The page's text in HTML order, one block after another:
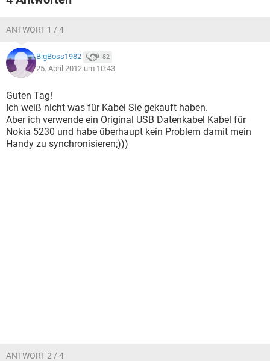
ANTWORT 1 / 4
BigBoss1982 82
25. April 2012 um 10:43
Guten Tag!
Ich weiß nicht was für Kabel Sie gekauft haben.
Aber ich verwende ein Original USB Datenkabel Kabel für
Nokia 5230 und habe überhaupt kein Problem damit mein
Handy zu synchronisieren;)))
ANTWORT 2 / 4